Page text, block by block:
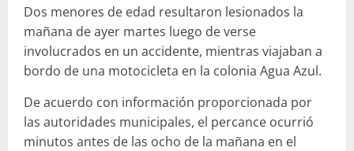
Dos menores de edad resultaron lesionados la
mañana de ayer martes luego de verse
involucrados en un accidente, mientras viajaban a
bordo de una motocicleta en la colonia Agua Azul.
De acuerdo con información proporcionada por
las autoridades municipales, el percance ocurrió
minutos antes de las ocho de la mañana en el